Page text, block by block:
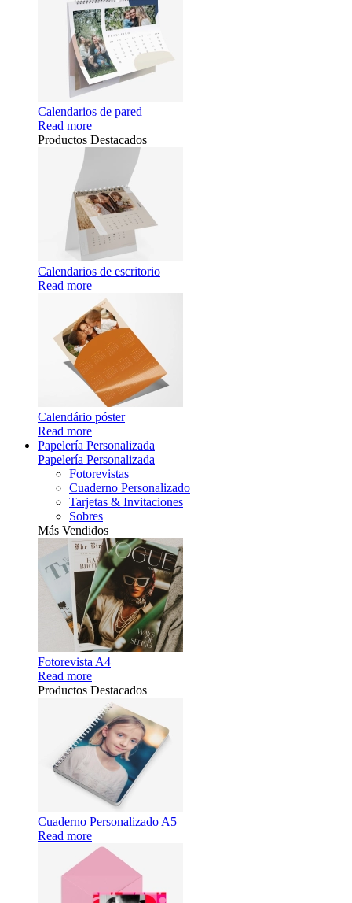
Calendarios de pared
Read more
Productos Destacados
Calendarios de escritorio
Read more
Calendário póster
Read more
Papelería Personalizada
Papelería Personalizada
Fotorevistas
Cuaderno Personalizado
Tarjetas & Invitaciones
Sobres
Más Vendidos
Fotorevista A4
Read more
Productos Destacados
Cuaderno Personalizado A5
Read more